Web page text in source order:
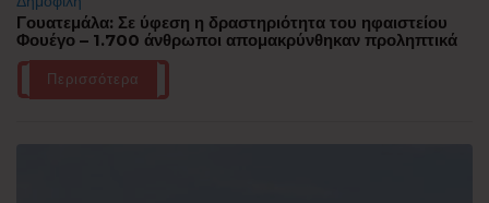
Γουατεμάλα: Σε ύφεση η δραστηριότητα του ηφαιστείου
Φουέγο – 1.700 άνθρωποι απομακρύνθηκαν προληπτικά
Περισσότερα